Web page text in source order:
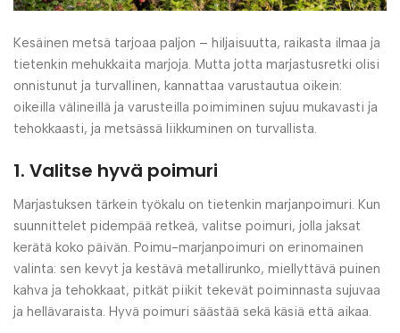
Kesäinen metsä tarjoaa paljon – hiljaisuutta, raikasta ilmaa ja
tietenkin mehukkaita marjoja. Mutta jotta marjastusretki olisi
onnistunut ja turvallinen, kannattaa varustautua oikein:
oikeilla välineillä ja varusteilla poimiminen sujuu mukavasti ja
tehokkaasti, ja metsässä liikkuminen on turvallista.
1. Valitse hyvä poimuri
Marjastuksen tärkein työkalu on tietenkin marjanpoimuri. Kun
suunnittelet pidempää retkeä, valitse poimuri, jolla jaksat
kerätä koko päivän. Poimu-marjanpoimuri on erinomainen
valinta: sen kevyt ja kestävä metallirunko, miellyttävä puinen
kahva ja tehokkaat, pitkät piikit tekevät poiminnasta sujuvaa
ja hellävaraista. Hyvä poimuri säästää sekä käsiä että aikaa.